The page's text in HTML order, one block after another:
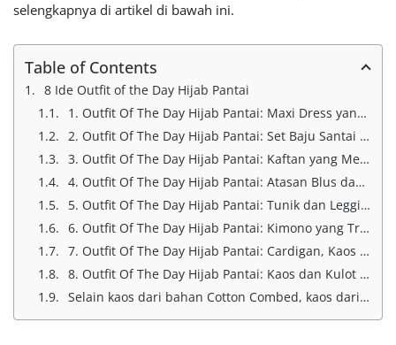
selengkapnya di artikel di bawah ini.
Table of Contents
8 Ide Outfit of the Day Hijab Pantai
1. Outfit Of The Day Hijab Pantai: Maxi Dress yang Longgar dan Anggun
2. Outfit Of The Day Hijab Pantai: Set Baju Santai dan Straight Pants
3. Outfit Of The Day Hijab Pantai: Kaftan yang Menawan
4. Outfit Of The Day Hijab Pantai: Atasan Blus dan Rok Maxi
5. Outfit Of The Day Hijab Pantai: Tunik dan Legging yang Stylish
6. Outfit Of The Day Hijab Pantai: Kimono yang Trendy
7. Outfit Of The Day Hijab Pantai: Cardigan, Kaos dan Jeans yang Simple
8. Outfit Of The Day Hijab Pantai: Kaos dan Kulot yang Casual
Selain kaos dari bahan Cotton Combed, kaos dari bahan apalagi yang cocok untuk di pakai saat ke pantai?